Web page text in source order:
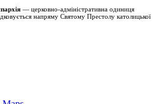
— церковно-адміністративна одиниця
напряму Святому Престолу католицької